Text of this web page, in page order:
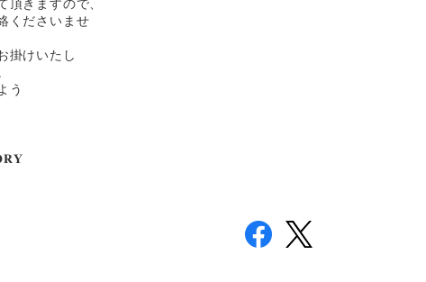
頂きますので、
くださいませ
掛けいたし
う
ㅤ